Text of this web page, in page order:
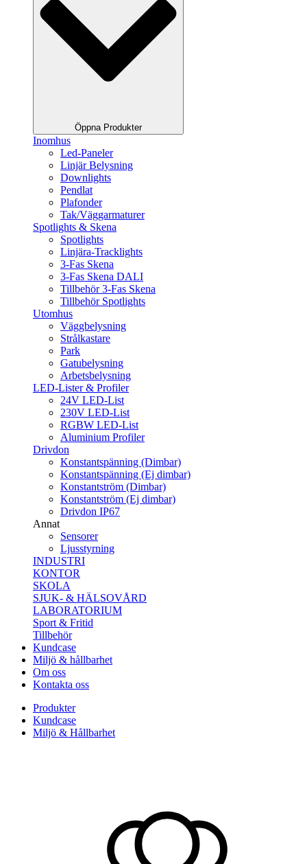
Öppna Produkter
Inomhus
Led-Paneler
Linjär Belysning
Downlights
Pendlat
Plafonder
Tak/Väggarmaturer
Spotlights & Skena
Spotlights
Linjära-Tracklights
3-Fas Skena
3-Fas Skena DALI
Tillbehör 3-Fas Skena
Tillbehör Spotlights
Utomhus
Väggbelysning
Strålkastare
Park
Gatubelysning
Arbetsbelysning
LED-Lister & Profiler
24V LED-List
230V LED-List
RGBW LED-List
Aluminium Profiler
Drivdon
Konstantspänning (Dimbar)
Konstantspänning (Ej dimbar)
Konstantström (Dimbar)
Konstantström (Ej dimbar)
Drivdon IP67
Annat
Sensorer
Ljusstyrning
INDUSTRI
KONTOR
SKOLA
SJUK- & HÄLSOVÅRD
LABORATORIUM
Sport & Fritid
Tillbehör
Kundcase
Miljö & hållbarhet
Om oss
Kontakta oss
Produkter
Kundcase
Miljö & Hållbarhet